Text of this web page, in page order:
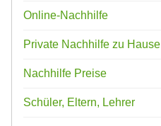
Online-Nachhilfe
Private Nachhilfe zu Hause
Nachhilfe Preise
Schüler, Eltern, Lehrer